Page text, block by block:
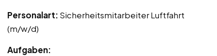
Personalart: Sicherheitsmitarbeiter Luftfahrt
(m/w/d)
Aufgaben: